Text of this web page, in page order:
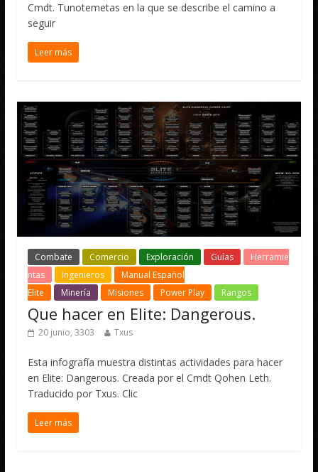
Cmdt. Tunotemetas en la que se describe el camino a
seguir
Leer más
Combate Comercio Exploración Guías
Herramie
ntas
Ingenieros
Manual Español
Elite
Minería Misiones Power Play Rangos
Que hacer en Elite: Dangerous.
20 junio, 3303 Txus
Esta infografía muestra distintas actividades para hacer
en Elite: Dangerous. Creada por el Cmdt Qohen Leth.
Traducido por Txus. Clic
Leer más